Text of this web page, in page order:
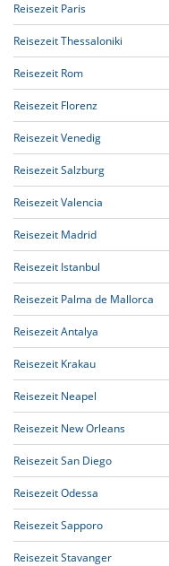
Reisezeit Paris
Reisezeit Thessaloniki
Reisezeit Rom
Reisezeit Florenz
Reisezeit Venedig
Reisezeit Salzburg
Reisezeit Valencia
Reisezeit Madrid
Reisezeit Istanbul
Reisezeit Palma de Mallorca
Reisezeit Antalya
Reisezeit Krakau
Reisezeit Neapel
Reisezeit New Orleans
Reisezeit San Diego
Reisezeit Odessa
Reisezeit Sapporo
Reisezeit Stavanger